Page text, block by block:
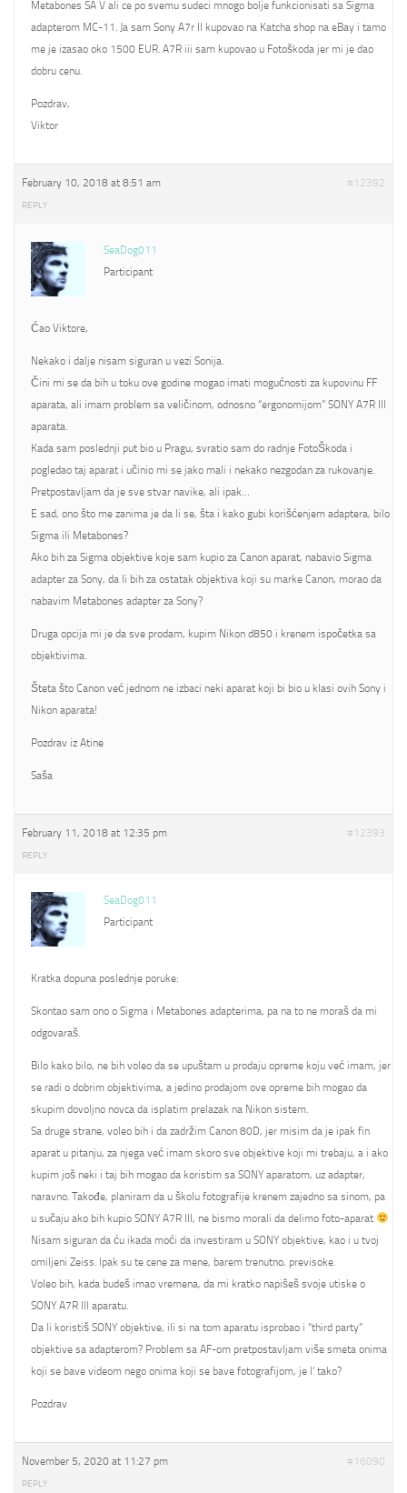
Metabones SA V ali ce po svemu sudeci mnogo bolje funkcionisati sa Sigma
adapterom MC-11. Ja sam Sony A7r II kupovao na Katcha shop na eBay i tamo
me je izasao oko 1500 EUR. A7R iii sam kupovao u Fotoškoda jer mi je dao
dobru cenu.
Pozdrav,
Viktor
February 10, 2018 at 8:51 am #12392
REPLY
SeaDog011
Participant
Ćao Viktore,
Nekako i dalje nisam siguran u vezi Sonija.
Čini mi se da bih u toku ove godine mogao imati mogućnosti za kupovinu FF
aparata, ali imam problem sa veličinom, odnosno “ergonomijom” SONY A7R III
aparata.
Kada sam poslednji put bio u Pragu, svratio sam do radnje FotoŠkoda i
pogledao taj aparat i učinio mi se jako mali i nekako nezgodan za rukovanje.
Pretpostavljam da je sve stvar navike, ali ipak…
E sad, ono što me zanima je da li se, šta i kako gubi korišćenjem adaptera, bilo
Sigma ili Metabones?
Ako bih za Sigma objektive koje sam kupio za Canon aparat, nabavio Sigma
adapter za Sony, da li bih za ostatak objektiva koji su marke Canon, morao da
nabavim Metabones adapter za Sony?
Druga opcija mi je da sve prodam, kupim Nikon d850 i krenem ispočetka sa
objektivima.
Šteta što Canon već jednom ne izbaci neki aparat koji bi bio u klasi ovih Sony i
Nikon aparata!
Pozdrav iz Atine
Saša
February 11, 2018 at 12:35 pm #12393
REPLY
SeaDog011
Participant
Kratka dopuna poslednje poruke:
Skontao sam ono o Sigma i Metabones adapterima, pa na to ne moraš da mi
odgovaraš.
Bilo kako bilo, ne bih voleo da se upuštam u prodaju opreme koju već imam, jer
se radi o dobrim objektivima, a jedino prodajom ove opreme bih mogao da
skupim dovoljno novca da isplatim prelazak na Nikon sistem.
Sa druge strane, voleo bih i da zadržim Canon 80D, jer misim da je ipak fin
aparat u pitanju, za njega već imam skoro sve objektive koji mi trebaju, a i ako
kupim još neki i taj bih mogao da koristim sa SONY aparatom, uz adapter,
naravno. Takođe, planiram da u školu fotografije krenem zajedno sa sinom, pa
u sučaju ako bih kupio SONY A7R III, ne bismo morali da delimo foto-aparat
Nisam siguran da ću ikada moći da investiram u SONY objektive, kao i u tvoj
omiljeni Zeiss. Ipak su te cene za mene, barem trenutno, previsoke.
Voleo bih, kada budeš imao vremena, da mi kratko napišeš svoje utiske o
SONY A7R III aparatu.
Da li koristiš SONY objektive, ili si na tom aparatu isprobao i “third party”
objektive sa adapterom? Problem sa AF-om pretpostavljam više smeta onima
koji se bave videom nego onima koji se bave fotografijom, je l’ tako?
Pozdrav
November 5, 2020 at 11:27 pm #16090
REPLY